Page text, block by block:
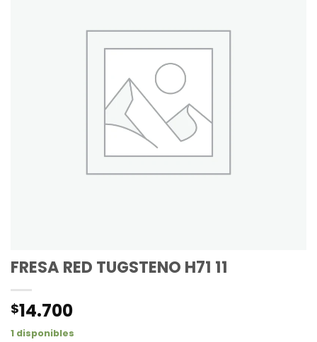
FRESA RED TUGSTENO H71 11
$14.700
1 disponibles